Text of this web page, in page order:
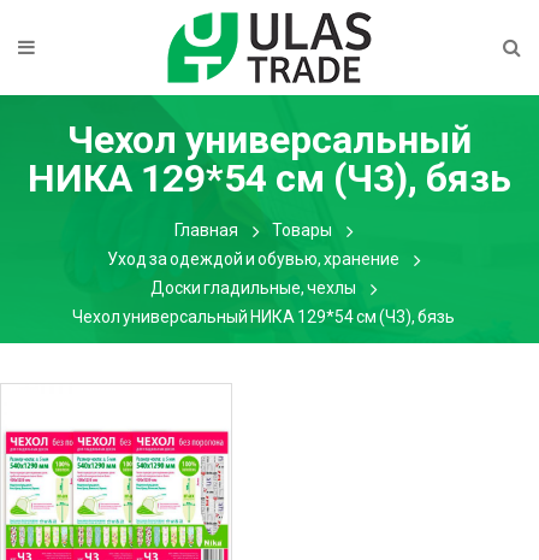
Чехол универсальный
НИКА 129*54 см (Ч3), бязь
Главная
Товары
Уход за одеждой и обувью, хранение
Доски гладильные, чехлы
Чехол универсальный НИКА 129*54 см (Ч3), бязь